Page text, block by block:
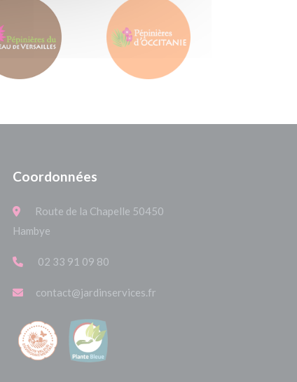
Coordonnées
Route de la Chapelle 50450
Hambye
02 33 91 09 80
contact@jardinservices.fr